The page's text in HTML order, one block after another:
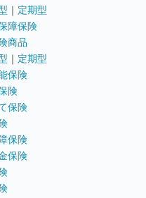
｜ 定期型
障保険
商品
｜ 定期型
保険
険
保険
保険
保険